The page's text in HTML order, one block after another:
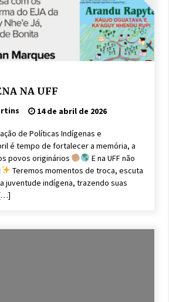
NA UFF
14 de abril de 2026
de Políticas Indígenas e
é tempo de fortalecer a memória, a
povos originários
E na UFF não
Teremos momentos de troca, escuta
juventude indígena, trazendo suas